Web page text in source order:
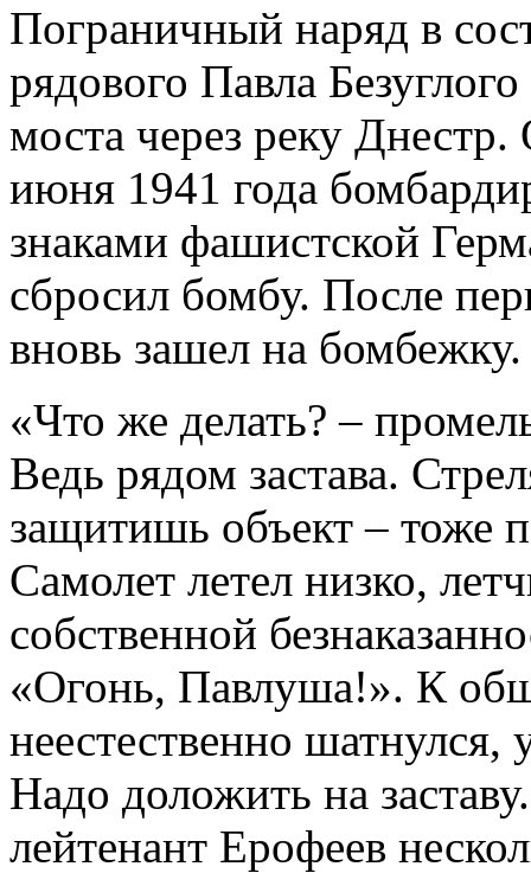
Пограничный наряд в
рядового Павла
моста через реку
июня 1941 года
знаками фашистской
сбросил бомбу. После
вновь зашел на бомбежку.
«Что же делать? –
Ведь рядом застава.
защитишь объект – тоже
Самолет летел низко,
собственной
«Огонь, Павлуша!». К
неестественно шатнулся,
Надо доложить на
лейтенант Ерофеев